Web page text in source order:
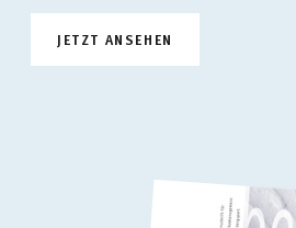
JETZT ANSEHEN